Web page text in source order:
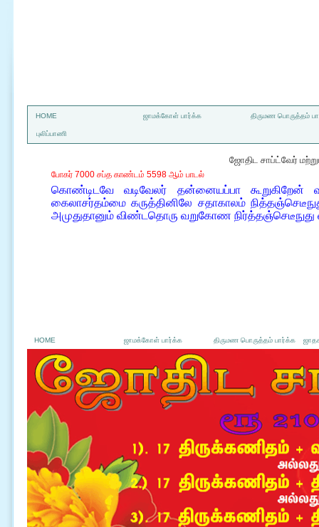
HOME ஜாமக்கோள் பார்க்க திருமண பொருத்தம்
புலிப்பாணி
ஜோதிட சாப்ட்வேர்
போகர் 7000 சப்த காண்டம் 5598 ஆம் பாடல்
கொண்டிடவே வடிவேலர் தன்னையப்பா
கைலாசர்தம்மை கருத்தினிலே சதாகாலம்
அமுதுதானும் விண்டதொரு வறுகோண நிர்த்தஞ்செடீநுது
HOME ஜாமக்கோள் பார்க்க திருமண பொருத்தம் பார்க்க